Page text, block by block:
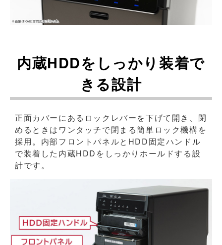
内蔵HDDをしっかり装着で
きる設計
正面カバーにあるロックレバーを下げて開き、閉
めるときはワンタッチで閉まる簡単ロック機構を
採用。内部フロントパネルとHDD固定ハンドル
で装着した内蔵HDDをしっかりホールドする設
計です。